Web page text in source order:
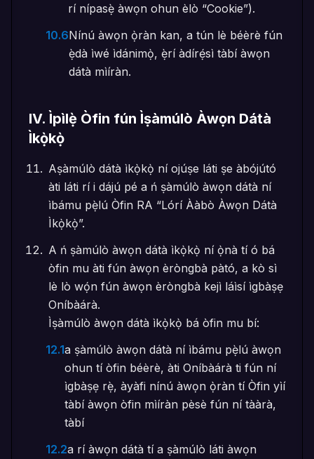
rí nípasẹ̀ àwọn ohun èlò “Cookie”).
10.6Nínú àwọn ọ̀ràn kan, a tún lè béèrè fún
ẹ̀dà ìwé ìdánimọ̀, ẹ̀rí àdírẹ́sì tàbí àwọn
dátà mìíràn.
IV. Ìpìlẹ̀ Òfin fún Ìṣàmúlò Àwọn Dátà
Ìkọ̀kọ̀
Aṣàmúlò dátà ìkọ̀kọ̀ ní ojúṣe láti ṣe àbójútó
àti láti rí i dájú pé a ń ṣàmúlò àwọn dátà ní
ìbámu pẹ̀lú Òfin RA “Lórí Ààbò Àwọn Dátà
Ìkọ̀kọ̀”.
A ń ṣàmúlò àwọn dátà ìkọ̀kọ̀ ní ọ̀nà tí ó bá
òfin mu àti fún àwọn èròngbà pàtó, a kò sì
lè lò wọ́n fún àwọn èròngbà kejì láìsí ìgbàṣẹ
Oníbàárà.
Ìṣàmúlò àwọn dátà ìkọ̀kọ̀ bá òfin mu bí:
12.1a ṣàmúlò àwọn dátà ní ìbámu pẹ̀lú àwọn
ohun tí òfin béèrè, àti Oníbàárà ti fún ní
ìgbàṣẹ rẹ̀, àyàfi nínú àwọn ọ̀ràn tí Òfin yìí
tàbí àwọn òfin mìíràn pèsè fún ní tààrà,
tàbí
12.2a rí àwọn dátà tí a ṣàmúlò láti àwọn